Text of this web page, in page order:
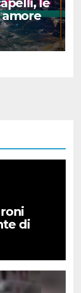
di